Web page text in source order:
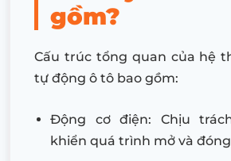
gồm?
Cấu trúc tổng quan của hệ
tự động ô tô bao gồm:
Động cơ điện: Chịu
khiển quá trình mở và